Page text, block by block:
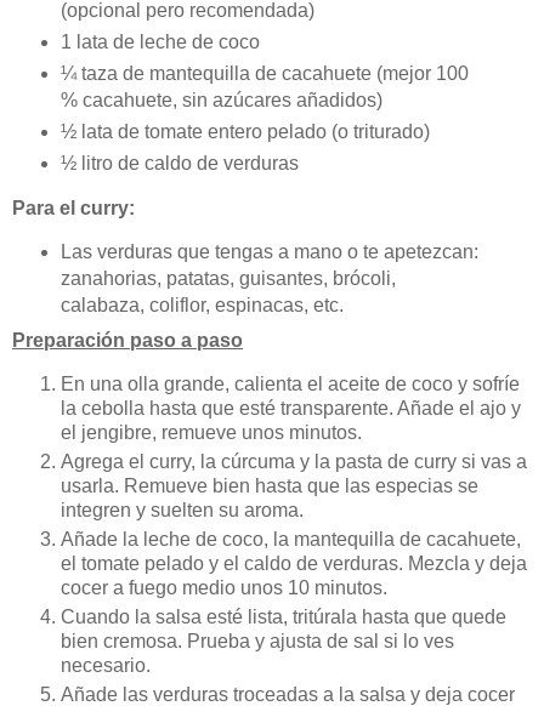
(opcional pero recomendada)
1 lata de leche de coco
¼ taza de mantequilla de cacahuete (mejor 100
% cacahuete, sin azúcares añadidos)
½ lata de tomate entero pelado (o triturado)
½ litro de caldo de verduras
Para el curry:
Las verduras que tengas a mano o te apetezcan:
zanahorias, patatas, guisantes, brócoli,
calabaza, coliflor, espinacas, etc.
Preparación paso a paso
En una olla grande, calienta el aceite de coco y sofríe
la cebolla hasta que esté transparente. Añade el ajo y
el jengibre, remueve unos minutos.
Agrega el curry, la cúrcuma y la pasta de curry si vas a
usarla. Remueve bien hasta que las especias se
integren y suelten su aroma.
Añade la leche de coco, la mantequilla de cacahuete,
el tomate pelado y el caldo de verduras. Mezcla y deja
cocer a fuego medio unos 10 minutos.
Cuando la salsa esté lista, tritúrala hasta que quede
bien cremosa. Prueba y ajusta de sal si lo ves
necesario.
Añade las verduras troceadas a la salsa y deja cocer